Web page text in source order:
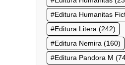
Editura Humanitas
Editura Litera (242)
Editura Nemira (160)
Editura Pandora M